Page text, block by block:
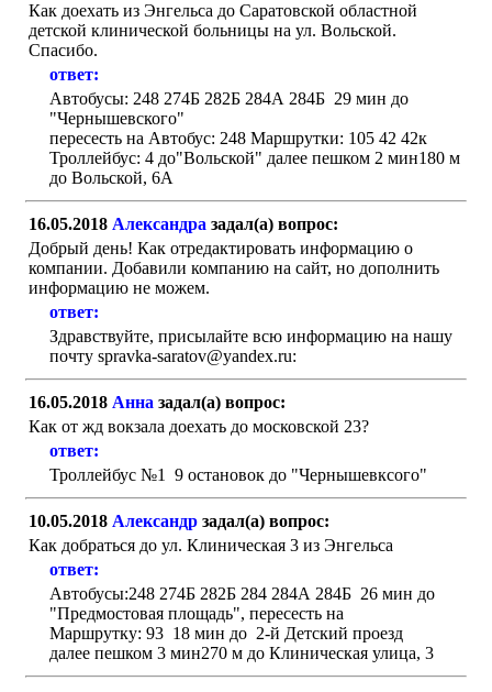
Как доехать из Энгельса до Саратовской областной
детской клинической больницы на ул. Вольской.
Спасибо.
ответ:
Автобусы: 248 274Б 282Б 284А 284Б 29 мин до
"Чернышевского"
пересесть на Автобус: 248 Маршрутки: 105 42 42к
Троллейбус: 4 до"Вольской" далее пешком 2 мин180 м
до Вольской, 6А
16.05.2018 Александра задал(а) вопрос:
Добрый день! Как отредактировать информацию о
компании. Добавили компанию на сайт, но дополнить
информацию не можем.
ответ:
Здравствуйте, присылайте всю информацию на нашу
почту spravka-saratov@yandex.ru:
16.05.2018 Анна задал(а) вопрос:
Как от жд вокзала доехать до московской 23?
ответ:
Троллейбус №1 9 остановок до "Чернышевксого"
10.05.2018 Александр задал(а) вопрос:
Как добраться до ул. Клиническая 3 из Энгельса
ответ:
Автобусы:248 274Б 282Б 284 284А 284Б 26 мин до
"Предмостовая площадь", пересесть на
Маршрутку: 93 18 мин до 2-й Детский проезд
далее пешком 3 мин270 м до Клиническая улица, 3